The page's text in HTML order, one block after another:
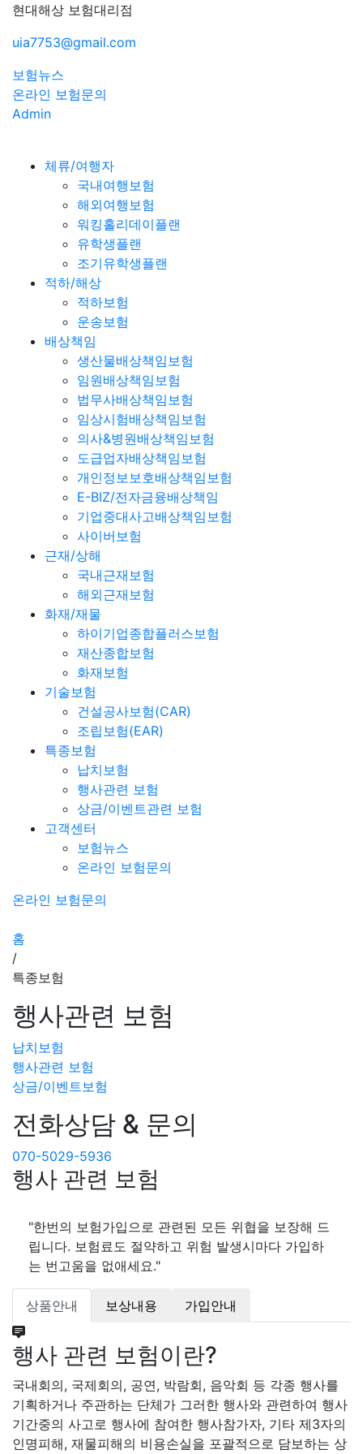
현대해상 보험대리점
uia7753@gmail.com
보험뉴스
온라인 보험문의
Admin
체류/여행자
국내여행보험
해외여행보험
워킹홀리데이플랜
유학생플랜
조기유학생플랜
적하/해상
적하보험
운송보험
배상책임
생산물배상책임보험
임원배상책임보험
법무사배상책임보험
임상시험배상책임보험
의사&병원배상책임보험
도급업자배상책임보험
개인정보보호배상책임보험
E-BIZ/전자금융배상책임
기업중대사고배상책임보험
사이버보험
근재/상해
국내근재보험
해외근재보험
화재/재물
하이기업종합플러스보험
재산종합보험
화재보험
기술보험
건설공사보험(CAR)
조립보험(EAR)
특종보험
납치보험
행사관련 보험
상금/이벤트관련 보험
고객센터
보험뉴스
온라인 보험문의
온라인 보험문의
홈
/
특종보험
행사관련 보험
납치보험
행사관련 보험
상금/이벤트보험
전화상담 & 문의
070-5029-5936
행사 관련 보험
"한번의 보험가입으로 관련된 모든 위협을 보장해 드
립니다. 보험료도 절약하고 위험 발생시마다 가입하
는 번고움을 없애세요."
상품안내 보상내용 가입안내
행사 관련 보험이란?
국내회의, 국제회의, 공연, 박람회, 음악회 등 각종 행사를
기획하거나 주관하는 단체가 그러한 행사와 관련하여 행사
기간중의 사고로 행사에 참여한 행사참가자, 기타 제3자의
인명피해, 재물피해의 비용손실을 포괄적으로 담보하는 상